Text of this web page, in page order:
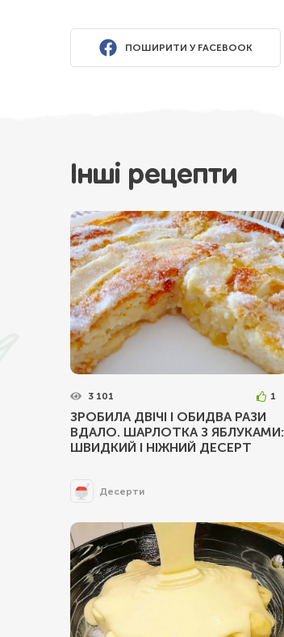
ПОШИРИТИ У FACEBOOK
Інші рецепти
3 101 1
ЗРОБИЛА ДВІЧІ І ОБИДВА РАЗИ
ВДАЛО. ШАРЛОТКА З ЯБЛУКАМИ:
ШВИДКИЙ І НІЖНИЙ ДЕСЕРТ
Десерти